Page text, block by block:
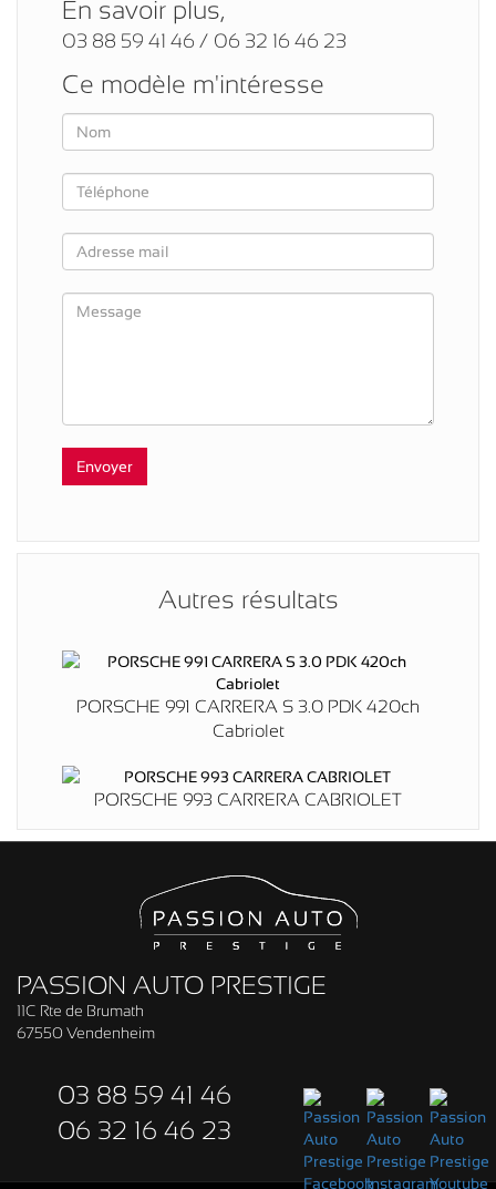
En savoir plus,
03 88 59 41 46 / 06 32 16 46 23
Ce modèle m'intéresse
Autres résultats
PORSCHE 991 CARRERA S 3.0 PDK 420ch
Cabriolet
PORSCHE 993 CARRERA CABRIOLET
PASSION AUTO PRESTIGE
11C Rte de Brumath
67550 Vendenheim
03 88 59 41 46
06 32 16 46 23